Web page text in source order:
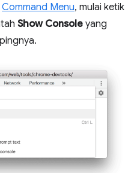
Command Menu, mulai ketik
Show Console yang